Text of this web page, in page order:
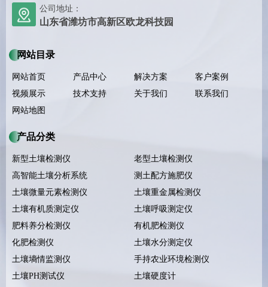
公司地址：
山东省潍坊市高新区欧龙科技园
网站目录
网站首页 产品中心 解决方案
客户案例
视频展示
技术支持 关于我们
联系我们
网站地图
产品分类
新型土壤检测仪
老型土壤检测仪
高智能土壤分析系统
测土配方施肥仪
土壤微量元素检测仪
土壤重金属检测仪
土壤有机质测定仪
土壤呼吸测定仪
肥料养分检测仪
有机肥检测仪
化肥检测仪
土壤水分测定仪
土壤墒情监测仪
手持农业环境检测仪
土壤PH测试仪
土壤硬度计